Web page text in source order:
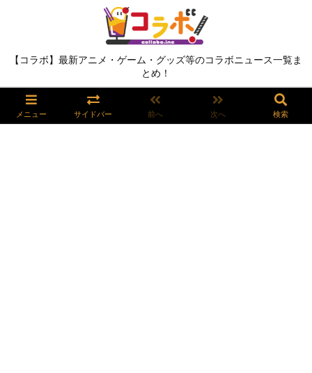
【コラボ】最新アニメ・ゲーム・グッズ等のコラボニュース一覧ま
とめ！
メニュー サイドバー 前へ 次へ 検索